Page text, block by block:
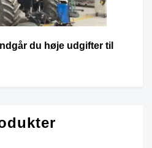
du høje udgifter til